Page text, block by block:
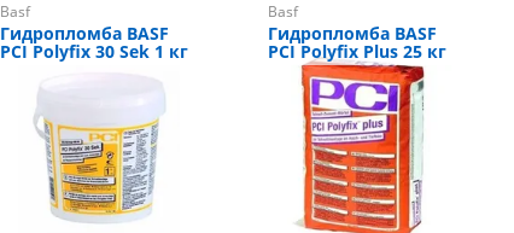
Basf
Гидропломба BASF
PCI Polyfix 30 Sek 1 кг
Basf
Гидропломба BASF
PCI Polyfix Plus 25 кг